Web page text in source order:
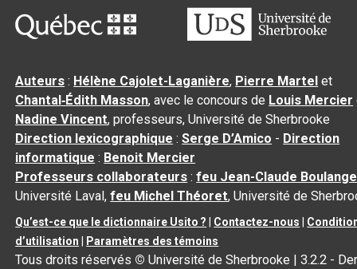
Auteurs : Hélène Cajolet-Laganière, Pierre Martel et
Chantal‑Édith Masson, avec le concours de Louis Mercier
Nadine Vincent, professeurs, Université de Sherbrooke
Direction lexicographique :Serge D’Amico - Direction
informatique : Benoit Mercier
Professeurs collaborateurs :feu Jean-Claude
Université Laval,feu Michel Théoret, Université de
Qu’est-ce que le dictionnaire Usito ? Contactez-nous
d’utilisation
Paramètres des témoins
Tous droits réservés © Université de Sherbrooke |3.2.2 -